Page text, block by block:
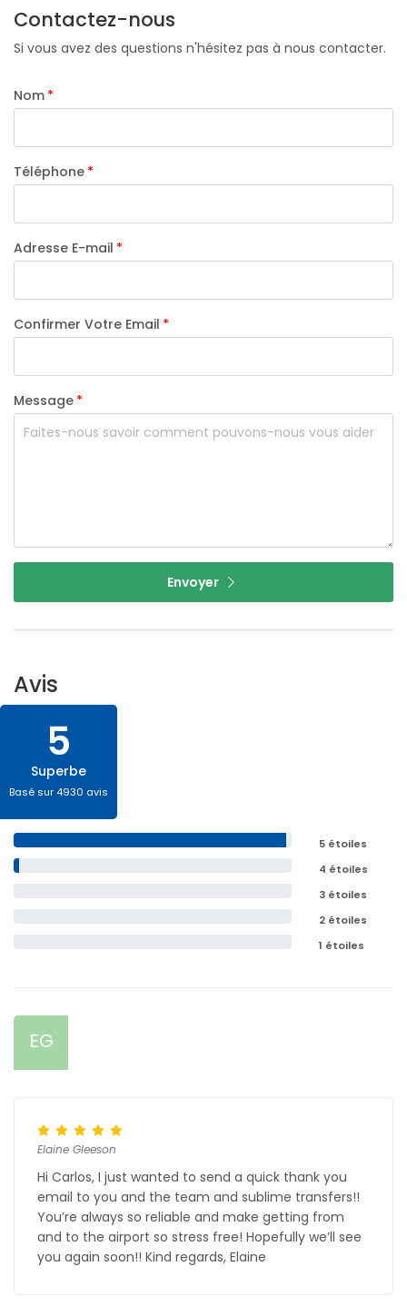
Contactez-nous
Si vous avez des questions n'hésitez pas à nous contacter.
Nom
Téléphone
Adresse E-mail
Confirmer Votre Email
Message
Envoyer
Avis
5
Superbe
Basé sur 4930 avis
5 étoiles
4 étoiles
3 étoiles
2 étoiles
1 étoiles
EG
Elaine Gleeson
Hi Carlos, I just wanted to send a quick thank you
email to you and the team and sublime transfers!!
You’re always so reliable and make getting from
and to the airport so stress free! Hopefully we’ll see
you again soon!! Kind regards, Elaine